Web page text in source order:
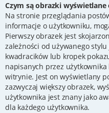
Czym są obrazki
Na stronie przeglądania
informacje o użytkowniku,
Pierwszy obrazek jest
zależności od używanego
kwadracików lub kropek
napisanych przez
witrynie. Jest on wyświetlany
zazwyczaj większy obrazek,
użytkownika jest znany jako
dla każdego użytkownika.